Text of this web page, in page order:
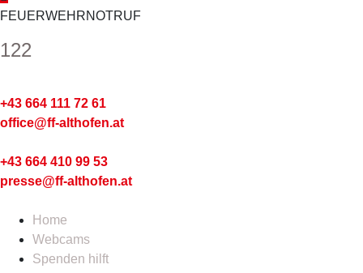
FEUERWEHRNOTRUF
122
+43 664 111 72 61
office@ff-althofen.at
+43 664 410 99 53
presse@ff-althofen.at
Home
Webcams
Spenden hilft